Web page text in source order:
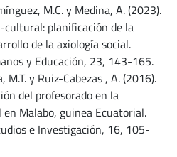
M.C. y Medina, A. (2023).
planificación de la
de la axiología social.
y Educación, 23, 143-165.
y Ruiz-Cabezas , A. (2016).
del profesorado en la
Malabo, guinea Ecuatorial.
e Investigación, 16, 105-